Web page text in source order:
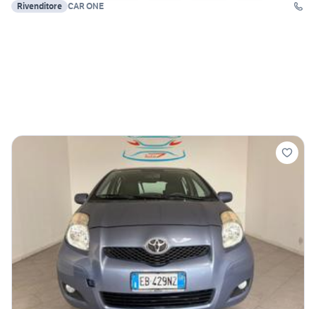
Rivenditore CAR ONE